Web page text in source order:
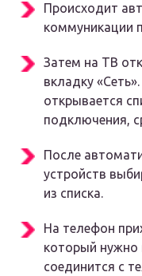
Происходит
коммуникации
Затем на ТВ
вкладку
открывается
подключения,
После
устройств
из списка.
На телефон
который нужно
соединится с